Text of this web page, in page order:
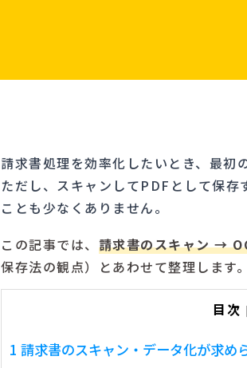
請求書処理を効率化したいとき、最初
ただし、スキャンしてPDFとして保存
ことも少なくありません。
この記事では、 請求書のスキャン →
保存法の観点）とあわせて整理します
目次
1 請求書のスキャン・データ化が求め